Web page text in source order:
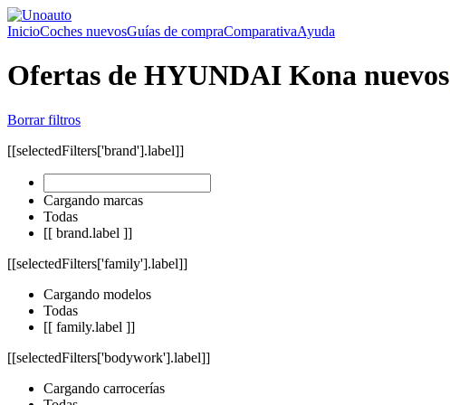
InicioCoches nuevosGuías de compraComparativaAyuda
Ofertas de HYUNDAI Kona nuevos
Borrar filtros
[[selectedFilters['brand'].label]]
Cargando marcas
Todas
[[ brand.label ]]
[[selectedFilters['family'].label]]
Cargando modelos
Todas
[[ family.label ]]
[[selectedFilters['bodywork'].label]]
Cargando carrocerías